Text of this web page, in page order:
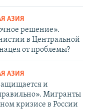
АЗИЯ
решение».
в Центральной
от проблемы?
АЗИЯ
и
Мигранты
кризисе в России